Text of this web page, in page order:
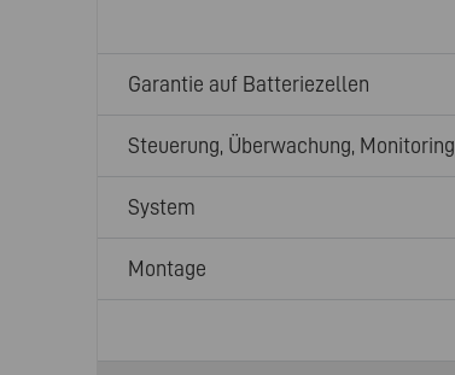
Garantie auf Batteriezellen
Steuerung, Überwachung, Monitoring
System
Montage